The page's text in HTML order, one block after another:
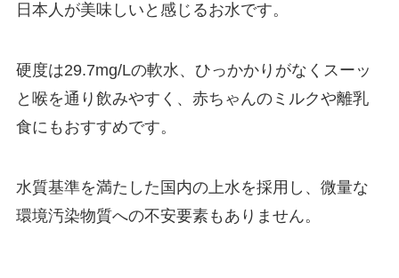
日本人が美味しいと感じるお水です。
硬度は29.7mg/Lの軟水、ひっかかりがなくスーッ
と喉を通り飲みやすく、赤ちゃんのミルクや離乳
食にもおすすめです。
水質基準を満たした国内の上水を採用し、 微量な
環境汚染物質への不安要素もありません。